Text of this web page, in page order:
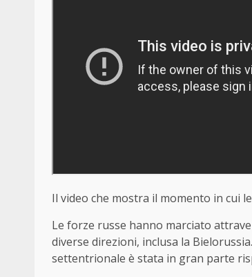
Il video che mostra il momento in cui
Le forze russe hanno marciato
diverse direzioni, inclusa la
settentrionale è stata in gran parte